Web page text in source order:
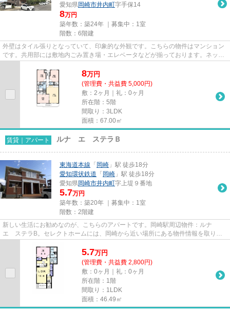
愛知県岡崎市井内町字手保14
8万円
築年数：築24年 ｜募集中： 1室
階数：6階建
外壁はタイル張りとなっていて、印象的な外観です。こちらの物件はマンション
です。共用部には敷地内ごみ置き場・エレベータなどが揃っております。ネット
8万円
(管理費・共益費 5,000円)
敷：2ヶ月｜礼：0ヶ月
所在階：5階
間取り：3LDK
面積：67.00㎡
賃貸｜アパート ルナ エ ステラＢ
東海道本線 「 岡崎 」駅 徒歩18分
愛知環状鉄道 「 岡崎 」駅 徒歩18分
愛知県岡崎市井内町字上堤９番地
5.7万円
築年数：築20年 ｜募集中： 1室
階数：2階建
新しい生活にお勧めなのが、こちらのアパートです。岡崎駅周辺物件：ルナ
エ ステラB。セレクトホームには、岡崎から近い場所にある物件情報を取り扱
5.7万円
(管理費・共益費 2,800円)
敷：0ヶ月｜礼：0ヶ月
所在階：1階
間取り：1LDK
面積：46.49㎡